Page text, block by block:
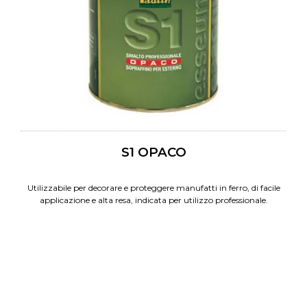
S1 OPACO
Utilizzabile per decorare e proteggere manufatti in ferro, di facile
applicazione e alta resa, indicata per utilizzo professionale.